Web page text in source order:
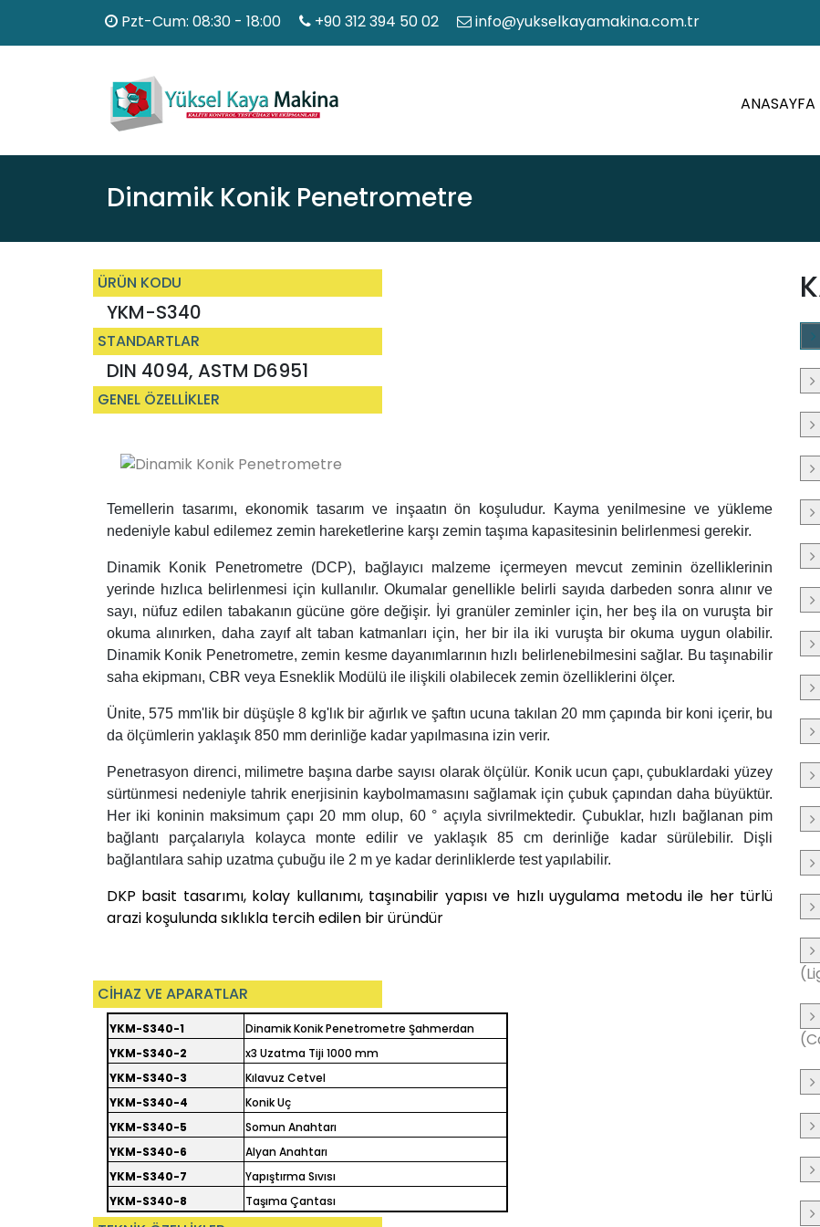
Pzt-Cum: 08:30 - 18:00 +90 312 394 50 02 info@yukselkayamakina.com.tr
ANASAYFA
Dinamik Konik Penetrometre
ÜRÜN KODU
YKM-S340
STANDARTLAR
DIN 4094, ASTM D6951
GENEL ÖZELLİKLER
Temellerin tasarımı, ekonomik tasarım ve inşaatın ön koşuludur. Kayma yenilmesine ve yükleme
nedeniyle kabul edilemez zemin hareketlerine karşı zemin taşıma kapasitesinin belirlenmesi gerekir.
Dinamik Konik Penetrometre (DCP), bağlayıcı malzeme içermeyen mevcut zeminin özelliklerinin
yerinde hızlıca belirlenmesi için kullanılır. Okumalar genellikle belirli sayıda darbeden sonra alınır ve
sayı, nüfuz edilen tabakanın gücüne göre değişir. İyi granüler zeminler için, her beş ila on vuruşta bir
okuma alınırken, daha zayıf alt taban katmanları için, her bir ila iki vuruşta bir okuma uygun olabilir.
Dinamik Konik Penetrometre, zemin kesme dayanımlarının hızlı belirlenebilmesini sağlar. Bu taşınabilir
saha ekipmanı, CBR veya Esneklik Modülü ile ilişkili olabilecek zemin özelliklerini ölçer.
Ünite, 575 mm'lik bir düşüşle 8 kg'lık bir ağırlık ve şaftın ucuna takılan 20 mm çapında bir koni içerir, bu
da ölçümlerin yaklaşık 850 mm derinliğe kadar yapılmasına izin verir.
Penetrasyon direnci, milimetre başına darbe sayısı olarak ölçülür. Konik ucun çapı, çubuklardaki yüzey
sürtünmesi nedeniyle tahrik enerjisinin kaybolmamasını sağlamak için çubuk çapından daha büyüktür.
Her iki koninin maksimum çapı 20 mm olup, 60 ° açıyla sivrilmektedir. Çubuklar, hızlı bağlanan pim
bağlantı parçalarıyla kolayca monte edilir ve yaklaşık 85 cm derinliğe kadar sürülebilir. Dişli
bağlantılara sahip uzatma çubuğu ile 2 m ye kadar derinliklerde test yapılabilir.
DKP basit tasarımı, kolay kullanımı, taşınabilir yapısı ve hızlı uygulama metodu ile her türlü
arazi koşulunda sıklıkla tercih edilen bir üründür
CİHAZ VE APARATLAR
YKM-S340-1
Dinamik Konik Penetrometre Şahmerdan
YKM-S340-2
x3 Uzatma Tiji 1000 mm
YKM-S340-3
Kılavuz Cetvel
YKM-S340-4
Konik Uç
YKM-S340-5
Somun Anahtarı
YKM-S340-6
Alyan Anahtarı
YKM-S340-7
Yapıştırma Sıvısı
YKM-S340-8
Taşıma Çantası